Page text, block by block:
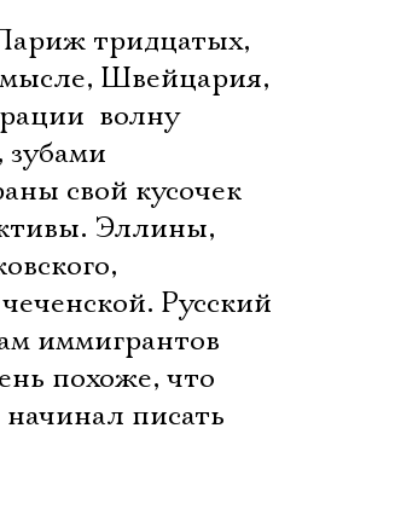
тридцатых,
Швейцария,
 волну
зубами
свой кусочек
Эллины,
Русский
иммигрантов
похоже, что
писать